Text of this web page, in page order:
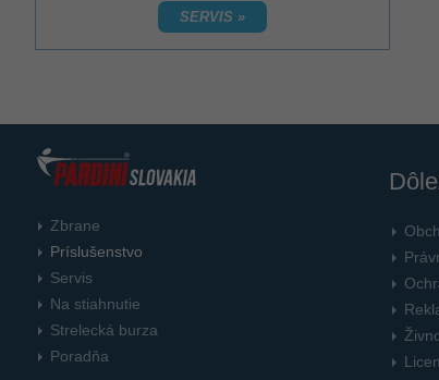
SERVIS »
Zbrane
Príslušenstvo
Servis
Na stiahnutie
Strelecká burza
Poradňa